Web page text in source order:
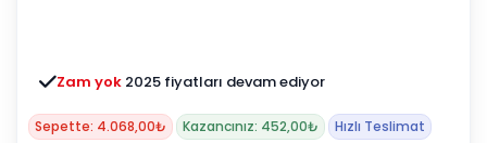
Zam yok 2025 fiyatları devam ediyor
Sepette: 4.068,00₺ Kazancınız: 452,00₺ Hızlı Teslimat